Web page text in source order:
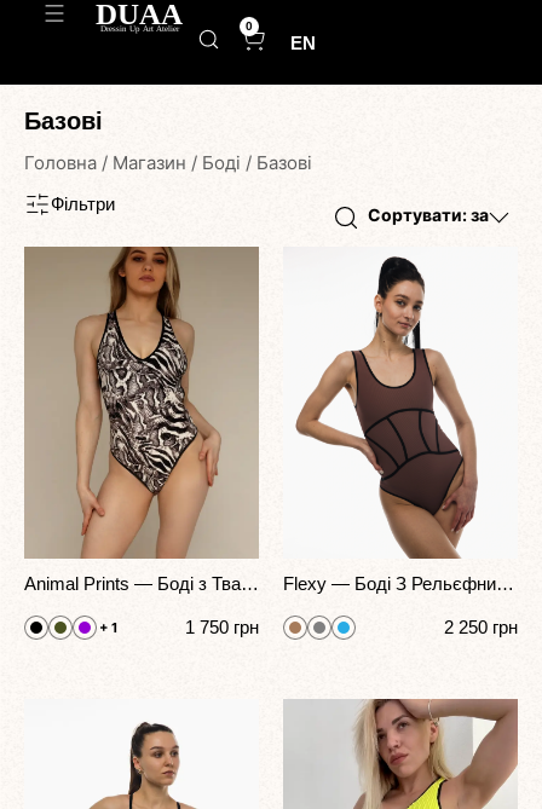
0
EN
Базові
Головна / Магазин / Боді / Базові
Фільтри
Cортувати: за
Animal Prints — Боді з Тваринним Принтом Для Pole Dance та Eкзотики
1 750 грн
+ 1
Flexy — Боді З Рельєфними Швами Для Студійних Тренувань та Танців
2 250 грн